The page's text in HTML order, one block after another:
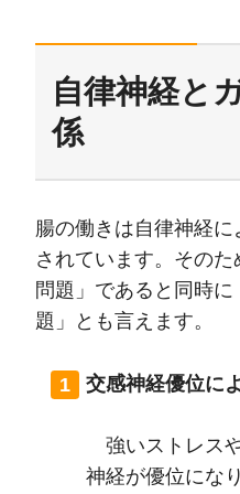
自律神経と
係
腸の働きは自律神経
されています。その
問題」であると同時
題」とも言えます。
交感神経優位に
強いストレス
神経が優位にな